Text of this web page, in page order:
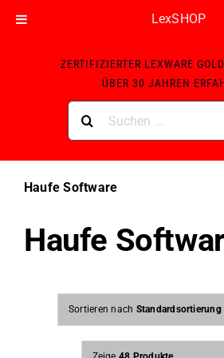
LexSHOP
ZERTIFIZIERTER LEXWARE
ÜBER 30 JAHREN
nach:
Haufe Software
Haufe
Sortieren nach Standardsortierung